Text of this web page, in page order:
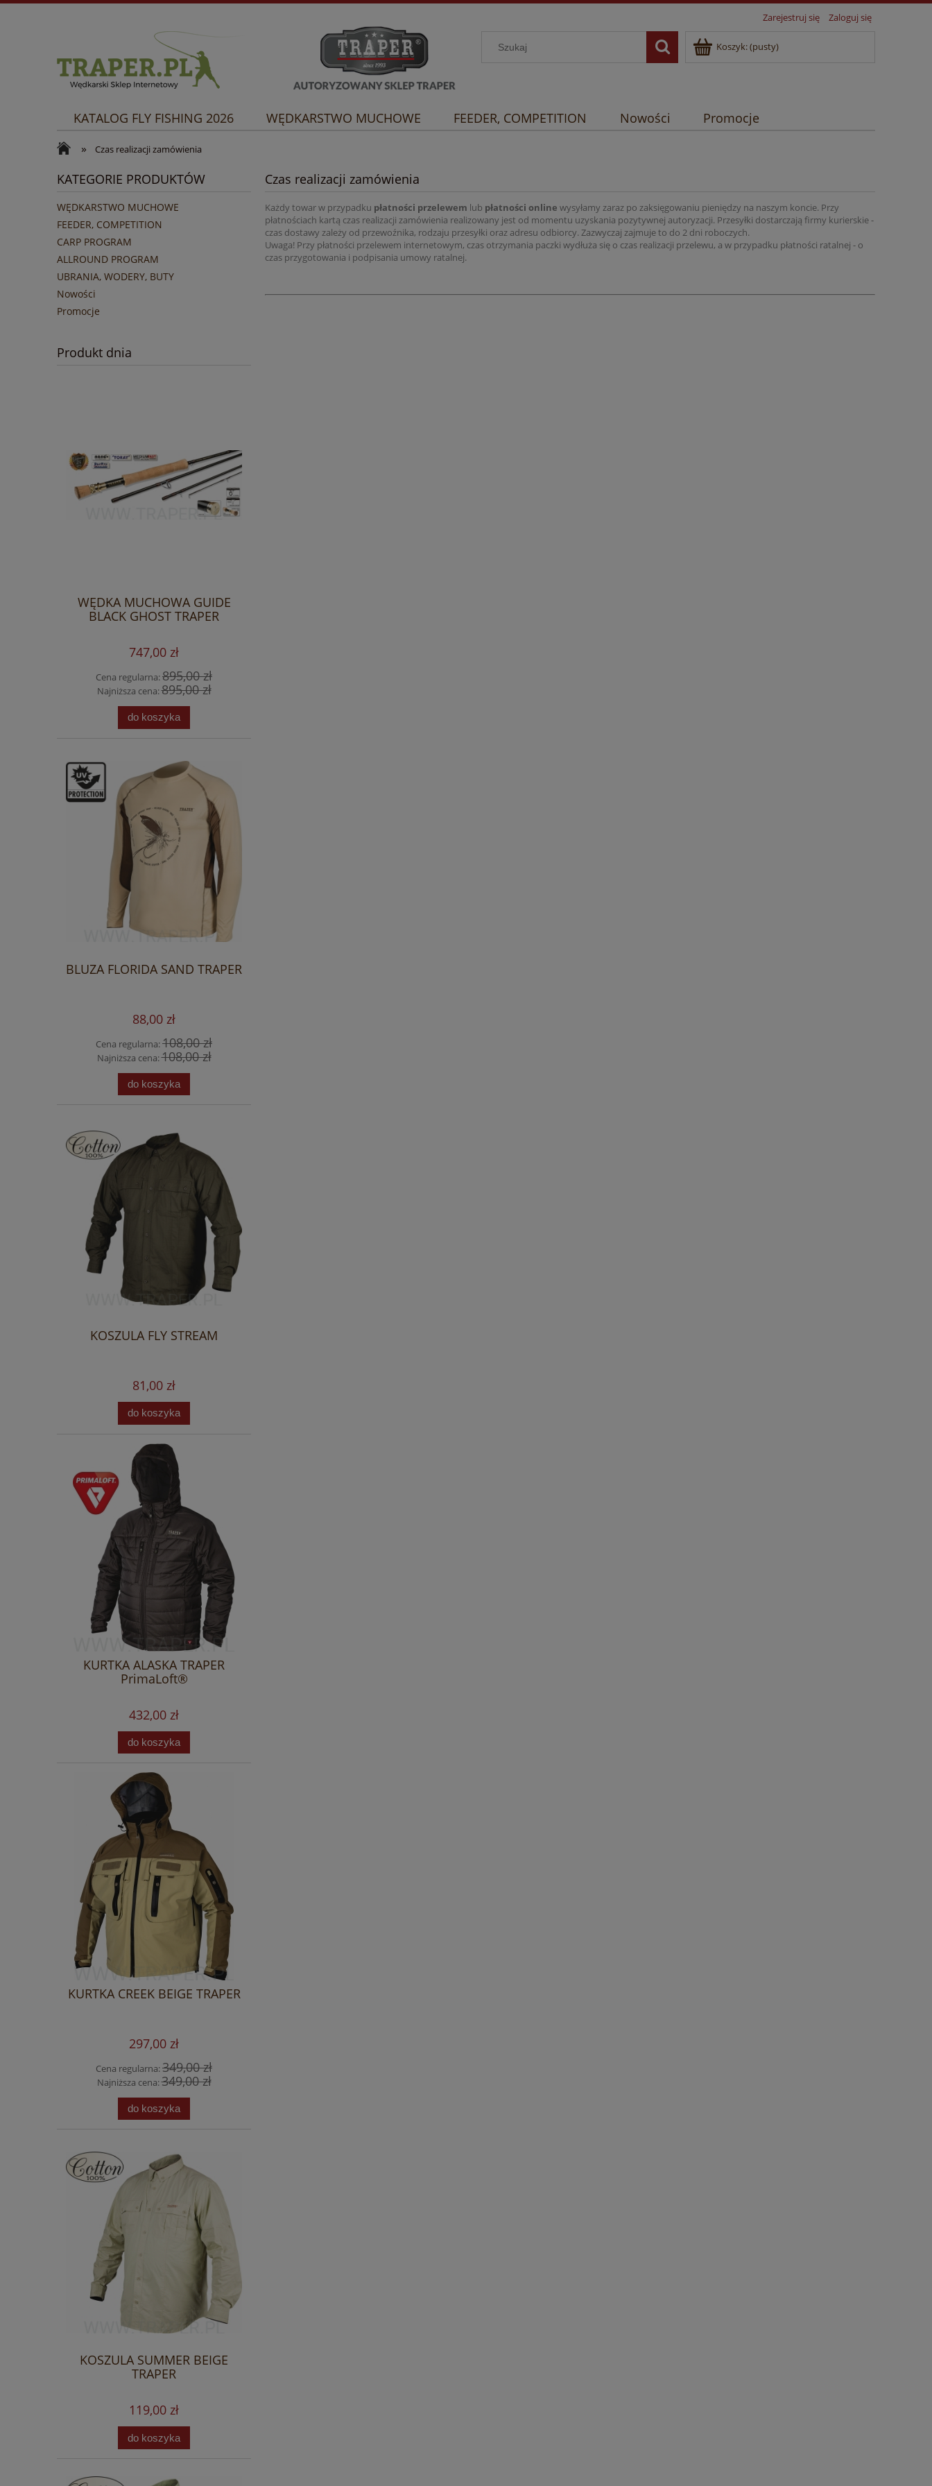
Zarejestruj się Zaloguj się
Koszyk:(pusty)
KATALOG FLY FISHING 2026 WĘDKARSTWO MUCHOWE FEEDER, COMPETITION Nowości Promocje
» Czas realizacji zamówienia
KATEGORIE PRODUKTÓW
WĘDKARSTWO MUCHOWE
FEEDER, COMPETITION
CARP PROGRAM
ALLROUND PROGRAM
UBRANIA, WODERY, BUTY
Nowości
Promocje
Produkt dnia
WĘDKA MUCHOWA GUIDE
BLACK GHOST TRAPER
747,00 zł
Cena regularna:895,00 zł
Najniższa cena:895,00 zł
do koszyka
BLUZA FLORIDA SAND TRAPER
88,00 zł
Cena regularna:108,00 zł
Najniższa cena:108,00 zł
do koszyka
KOSZULA FLY STREAM
81,00 zł
do koszyka
KURTKA ALASKA TRAPER
PrimaLoft®
432,00 zł
do koszyka
KURTKA CREEK BEIGE TRAPER
297,00 zł
Cena regularna:349,00 zł
Najniższa cena:349,00 zł
do koszyka
KOSZULA SUMMER BEIGE
TRAPER
119,00 zł
do koszyka
Czas realizacji zamówienia
Każdy towar w przypadku płatności przelewem lub płatności online wysyłamy zaraz po zaksięgowaniu pieniędzy na naszym koncie. Przy
płatnościach kartą czas realizacji zamówienia realizowany jest od momentu uzyskania pozytywnej autoryzacji. Przesyłki dostarczają firmy kurierskie -
czas dostawy zależy od przewoźnika, rodzaju przesyłki oraz adresu odbiorcy. Zazwyczaj zajmuje to do 2 dni roboczych.
Uwaga! Przy płatności przelewem internetowym, czas otrzymania paczki wydłuża się o czas realizacji przelewu, a w przypadku płatności ratalnej - o
czas przygotowania i podpisania umowy ratalnej.